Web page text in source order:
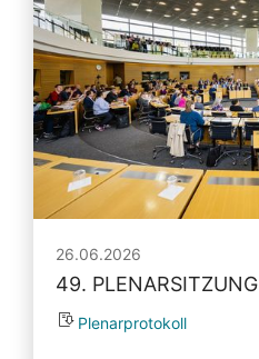
26.06.2026
49. PLENARSITZUNG
Plenarprotokoll